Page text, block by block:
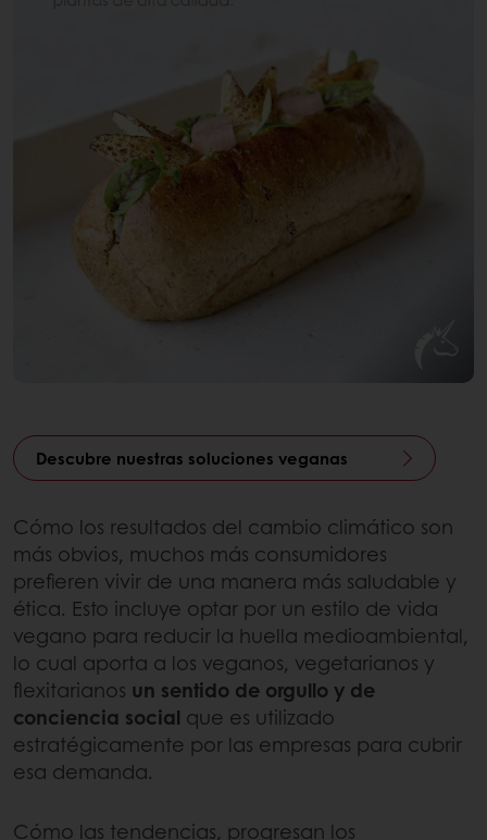
Descubre nuestras soluciones veganas
Cómo los resultados del cambio climático son
más obvios, muchos más consumidores
prefieren vivir de una manera más saludable y
ética. Esto incluye optar por un estilo de vida
vegano para reducir la huella medioambiental,
lo cual aporta a los veganos, vegetarianos y
flexitarianos un sentido de orgullo y de
conciencia social que es utilizado
estratégicamente por las empresas para cubrir
esa demanda.
Cómo las tendencias, progresan los